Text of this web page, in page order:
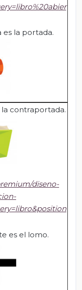
es la portada.
la contraportada.
diseno-
es el lomo.